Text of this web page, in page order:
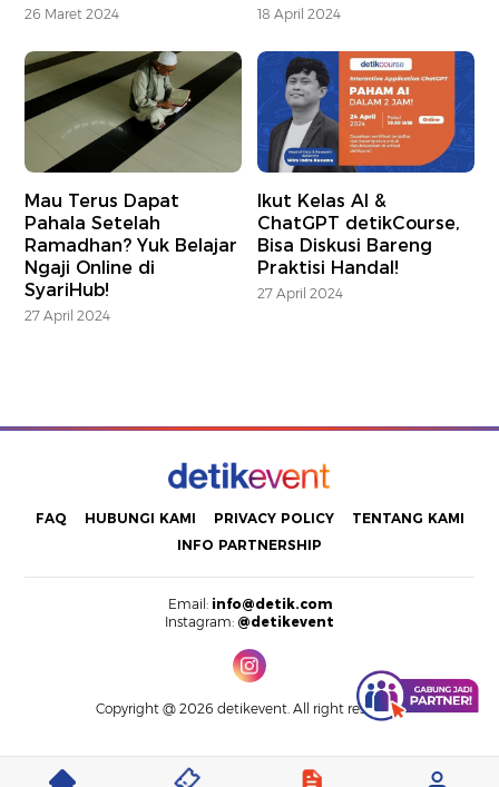
26 Maret 2024 18 April 2024
Mau Terus Dapat
Pahala Setelah
Ramadhan? Yuk Belajar
Ngaji Online di
SyariHub!
27 April 2024
Ikut Kelas AI &
ChatGPT detikCourse,
Bisa Diskusi Bareng
Praktisi Handal!
27 April 2024
FAQ HUBUNGI KAMI PRIVACY POLICY
TENTANG KAMI
INFO PARTNERSHIP
Email: info@detik.com
Instagram: @detikevent
Copyright @ 2026 detikevent. All right reserved.